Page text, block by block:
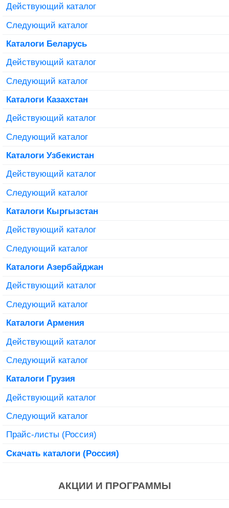
Действующий каталог
Следующий каталог
Каталоги Беларусь
Действующий каталог
Следующий каталог
Каталоги Казахстан
Действующий каталог
Следующий каталог
Каталоги Узбекистан
Действующий каталог
Следующий каталог
Каталоги Кыргызстан
Действующий каталог
Следующий каталог
Каталоги Азербайджан
Действующий каталог
Следующий каталог
Каталоги Армения
Действующий каталог
Следующий каталог
Каталоги Грузия
Действующий каталог
Следующий каталог
Прайс-листы (Россия)
Скачать каталоги (Россия)
АКЦИИ И ПРОГРАММЫ